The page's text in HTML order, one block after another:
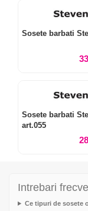
Sosete barbati
Sosete barbati
art.055
Intrebari
Ce tipuri de sosete